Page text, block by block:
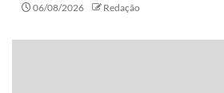
06/08/2026 Redação